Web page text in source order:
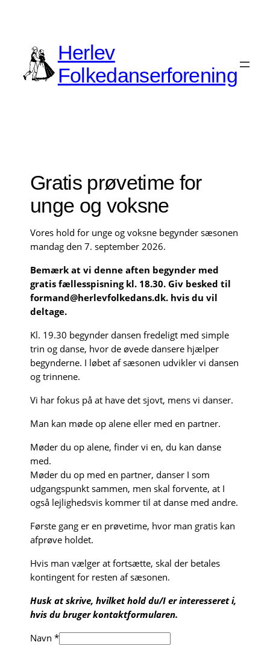
Herlev
Folkedanserforening
Gratis prøvetime for
unge og voksne
Vores hold for unge og voksne begynder sæsonen
mandag den 7. september 2026.
Bemærk at vi denne aften begynder med
gratis fællesspisning kl. 18.30. Giv besked til
formand@herlevfolkedans.dk. hvis du vil
deltage.
Kl. 19.30 begynder dansen fredeligt med simple
trin og danse, hvor de øvede dansere hjælper
begynderne. I løbet af sæsonen udvikler vi dansen
og trinnene.
Vi har fokus på at have det sjovt, mens vi danser.
Man kan møde op alene eller med en partner.
Møder du op alene, finder vi en, du kan danse
med.
Møder du op med en partner, danser I som
udgangspunkt sammen, men skal forvente, at I
også lejlighedsvis kommer til at danse med andre.
Første gang er en prøvetime, hvor man gratis kan
afprøve holdet.
Hvis man vælger at fortsætte, skal der betales
kontingent for resten af sæsonen.
Husk at skrive, hvilket hold du/I er interesseret i,
hvis du bruger kontaktformularen.
Navn *